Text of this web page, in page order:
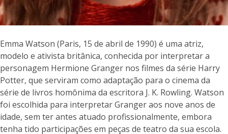
Emma Watson (Paris, 15 de abril de 1990) é uma atriz,
modelo e ativista britânica, conhecida por interpretar a
personagem Hermione Granger nos filmes da série Harry
Potter, que serviram como adaptação para o cinema da
série de livros homônima da escritora J. K. Rowling. Watson
foi escolhida para interpretar Granger aos nove anos de
idade, sem ter antes atuado profissionalmente, embora
tenha tido participações em peças de teatro da sua escola.